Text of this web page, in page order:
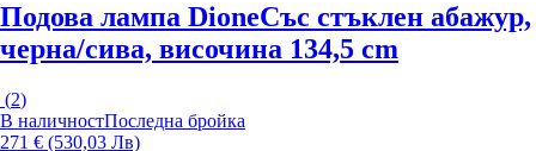
Подова лампа DioneСъс стъклен абажур,
черна/сива, височина 134,5 cm
(2)
В наличностПоследна бройка
271 € (530,03 Лв)